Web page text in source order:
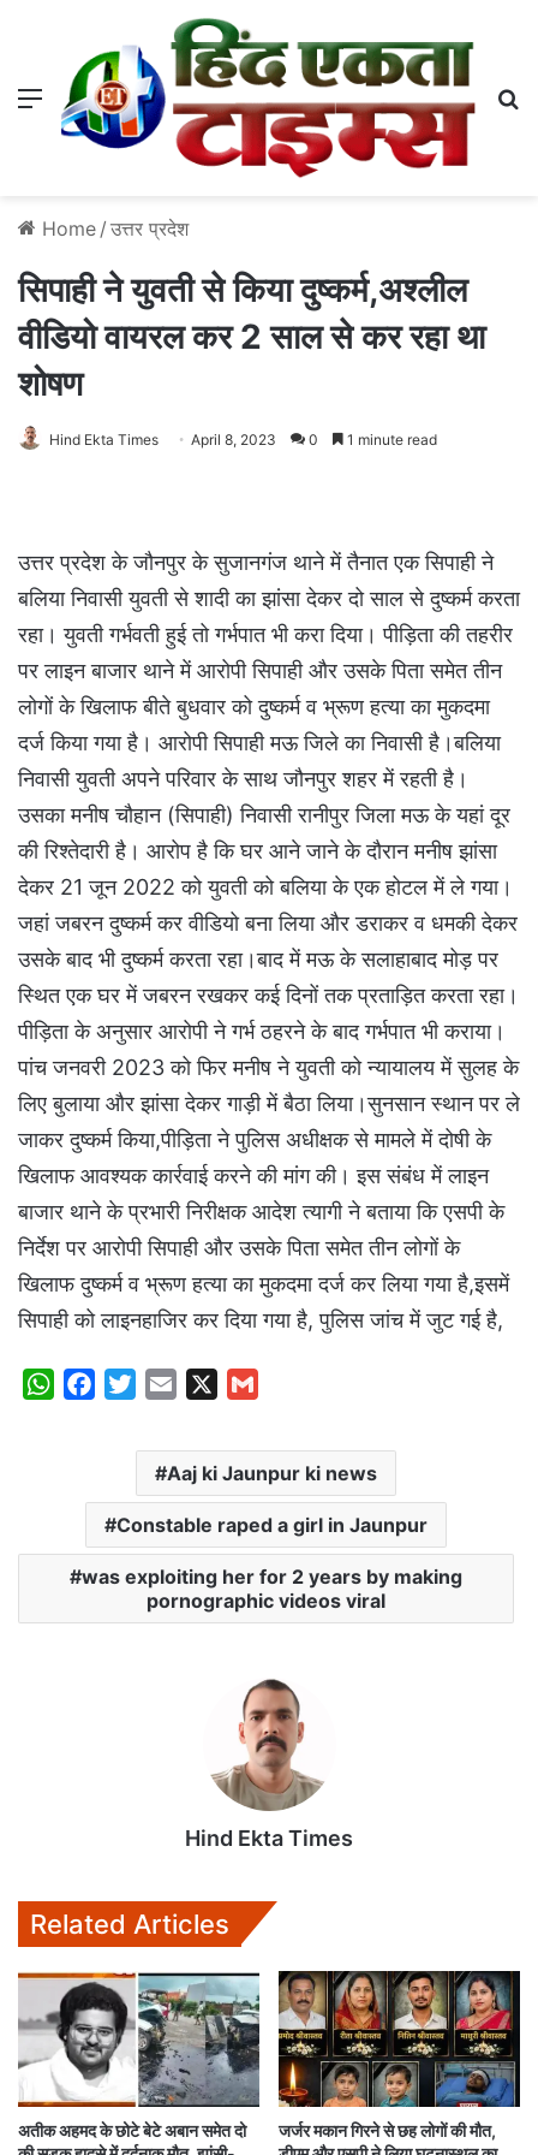
Menu
Home / उत्तर प्रदेश
सिपाही ने युवती से किया दुष्कर्म,अश्लील
वीडियो वायरल कर 2 साल से कर रहा था
शोषण
Hind Ekta Times April 8, 2023 0 1 minute read
उत्तर प्रदेश के जौनपुर के सुजानगंज थाने में तैनात एक सिपाही ने
बलिया निवासी युवती से शादी का झांसा देकर दो साल से दुष्कर्म करता
रहा। युवती गर्भवती हुई तो गर्भपात भी करा दिया। पीड़िता की तहरीर
पर लाइन बाजार थाने में आरोपी सिपाही और उसके पिता समेत तीन
लोगों के खिलाफ बीते बुधवार को दुष्कर्म व भ्रूण हत्या का मुकदमा
दर्ज किया गया है। आरोपी सिपाही मऊ जिले का निवासी है।बलिया
निवासी युवती अपने परिवार के साथ जौनपुर शहर में रहती है।
उसका मनीष चौहान (सिपाही) निवासी रानीपुर जिला मऊ के यहां दूर
की रिश्तेदारी है। आरोप है कि घर आने जाने के दौरान मनीष झांसा
देकर 21 जून 2022 को युवती को बलिया के एक होटल में ले गया।
जहां जबरन दुष्कर्म कर वीडियो बना लिया और डराकर व धमकी देकर
उसके बाद भी दुष्कर्म करता रहा।बाद में मऊ के सलाहाबाद मोड़ पर
स्थित एक घर में जबरन रखकर कई दिनों तक प्रताड़ित करता रहा।
पीड़िता के अनुसार आरोपी ने गर्भ ठहरने के बाद गर्भपात भी कराया।
पांच जनवरी 2023 को फिर मनीष ने युवती को न्यायालय में सुलह के
लिए बुलाया और झांसा देकर गाड़ी में बैठा लिया।सुनसान स्थान पर ले
जाकर दुष्कर्म किया,पीड़िता ने पुलिस अधीक्षक से मामले में दोषी के
खिलाफ आवश्यक कार्रवाई करने की मांग की। इस संबंध में लाइन
बाजार थाने के प्रभारी निरीक्षक आदेश त्यागी ने बताया कि एसपी के
निर्देश पर आरोपी सिपाही और उसके पिता समेत तीन लोगों के
खिलाफ दुष्कर्म व भ्रूण हत्या का मुकदमा दर्ज कर लिया गया है,इसमें
सिपाही को लाइनहाजिर कर दिया गया है, पुलिस जांच में जुट गई है,
W
b
o
o
i
t
e
r
a
i
l
a
i
l
Aaj ki Jaunpur ki news
Constable raped a girl in Jaunpur
was exploiting her for 2 years by making
pornographic videos viral
Hind Ekta Times
Related Articles
अतीक अहमद के छोटे बेटे अबान समेत दो
जर्जर मकान गिरने से छह लोगों की मौत,